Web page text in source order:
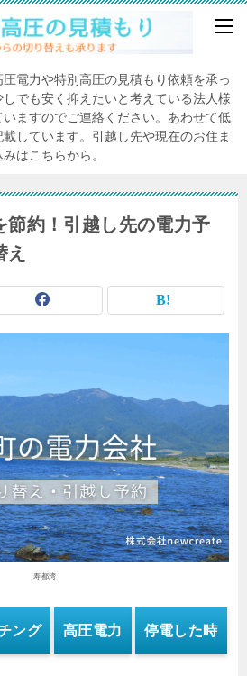
電力や特別高圧の見積もり依頼を承っ
でも安く抑えたいと考えている法人様
ますのでご連絡ください。あわせて低
しています。引越し先や現在のお住ま
はこちらから。
節約！引越し先の電力予
え
寿都湾
ング 高圧電力 停電した時